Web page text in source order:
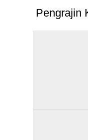
Pengrajin